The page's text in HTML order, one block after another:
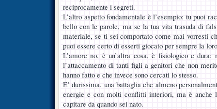
reciprocamente i segreti.
L’altro aspetto fondamentale è l’esempio: tu puoi
bello con le parole, ma se la tua vita trasuda di
materiale, se ti sei comportato come mai vorresti
puoi essere certo di esserti giocato per sempre la
L’amore no, è un’altra cosa, è fisiologico e dura:
l’attaccamento di tanti figli a genitori che non
hanno fatto e che invece sono cercati lo stesso.
E’ durissima, una battaglia che almeno
energie e con molti conflitti interiori, ma è anche
capitare da quando sei nato.